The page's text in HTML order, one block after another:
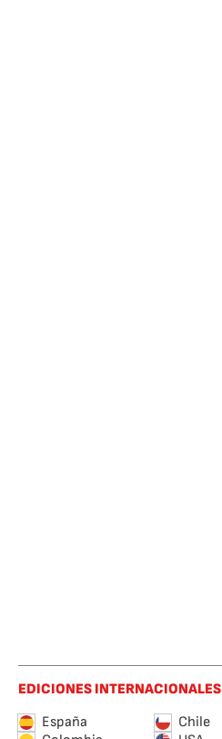
EDICIONES INTERNACIONALES
España
Chile